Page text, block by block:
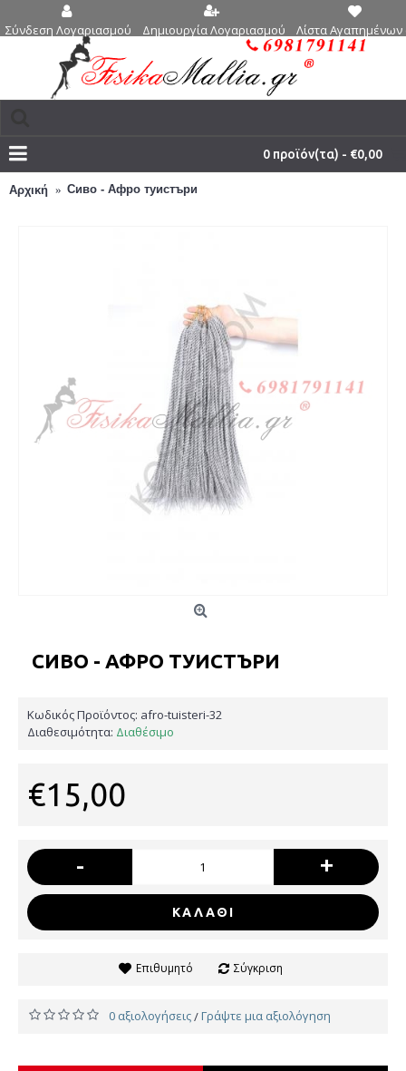
Σύνδεση Λογαριασμού Δημιουργία Λογαριασμού Λίστα Αγαπημένων
0 προϊόν(τα) - €0,00
Αρχική Сиво - Афро туистъри
СИВО - АФРО ТУИСТЪРИ
Κωδικός Προϊόντος: afro-tuisteri-32
Διαθεσιμότητα: Διαθέσιμο
€15,00
- +
ΚΑΛΆΘΙ
Επιθυμητό Σύγκριση
0 αξιολογήσεις/Γράψτε μια αξιολόγηση